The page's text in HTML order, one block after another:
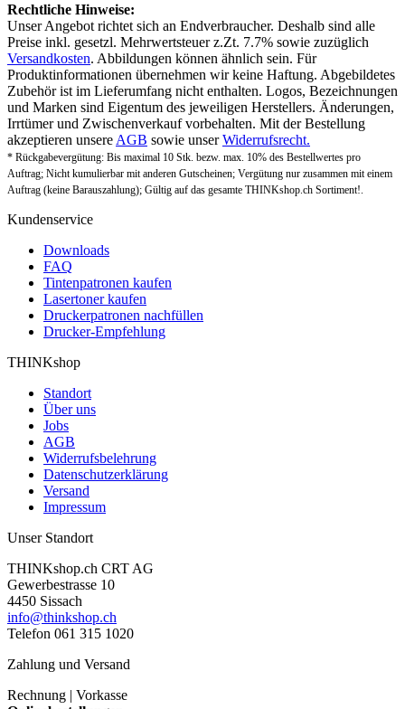
Rechtliche Hinweise:
Unser Angebot richtet sich an Endverbraucher. Deshalb sind alle
Preise inkl. gesetzl. Mehrwertsteuer z.Zt. 7.7% sowie zuzüglich
Versandkosten. Abbildungen können ähnlich sein. Für
Produktinformationen übernehmen wir keine Haftung. Abgebildetes
Zubehör ist im Lieferumfang nicht enthalten. Logos, Bezeichnungen
und Marken sind Eigentum des jeweiligen Herstellers. Änderungen,
Irrtümer und Zwischenverkauf vorbehalten. Mit der Bestellung
akzeptieren unsere AGB sowie unserWiderrufsrecht.
* Rückgabevergütung: Bis maximal 10 Stk. bezw. max. 10% des Bestellwertes pro
Auftrag; Nicht kumulierbar mit anderen Gutscheinen; Vergütung nur zusammen mit einem
Auftrag (keine Barauszahlung); Gültig auf das gesamte THINKshop.ch Sortiment!.
Kundenservice
Downloads
FAQ
Tintenpatronen kaufen
Lasertoner kaufen
Druckerpatronen nachfüllen
Drucker-Empfehlung
THINKshop
Standort
Über uns
Jobs
AGB
Widerrufsbelehrung
Datenschutzerklärung
Versand
Impressum
Unser Standort
THINKshop.ch CRT AG
Gewerbestrasse 10
4450 Sissach
info@thinkshop.ch
Telefon 061 315 1020
Zahlung und Versand
Rechnung | Vorkasse